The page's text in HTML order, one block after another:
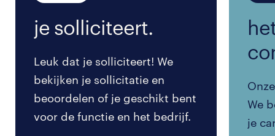
je solliciteert.
Leuk dat je solliciteert! We
bekijken je sollicitatie en
beoordelen of je geschikt bent
voor de functie en het bedrijf.
We
je